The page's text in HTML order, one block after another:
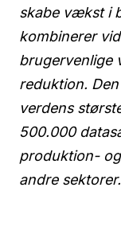
skabe vækst i
kombinerer
brugervenlige
reduktion.
verdens
500.000
produktion-
andre sektorer.